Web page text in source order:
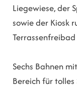
Liegewiese, der
sowie der Kiosk
Sechs Bahnen
Bereich für